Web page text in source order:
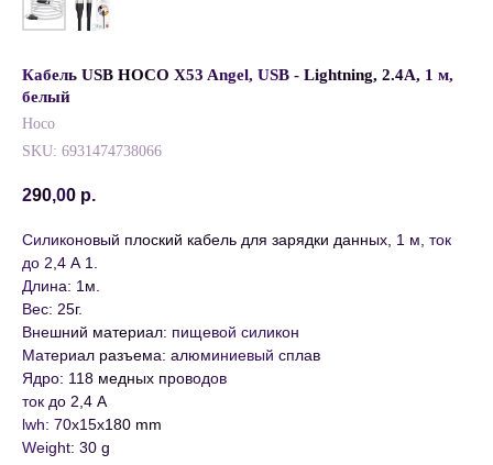
Кабель USB HOCO X53 Angel, USB - Lightning, 2.4А, 1 м,
белый
Hoco
SKU: 6931474738066
290,00 р.
Силиконовый плоский кабель для зарядки данных, 1 м, ток
до 2,4 А 1.
Длина: 1м.
Вес: 25г.
Внешний материал: пищевой силикон
Материал разъема: алюминиевый сплав
Ядро: 118 медных проводов
ток до 2,4 А
lwh: 70x15x180 mm
Weight: 30 g